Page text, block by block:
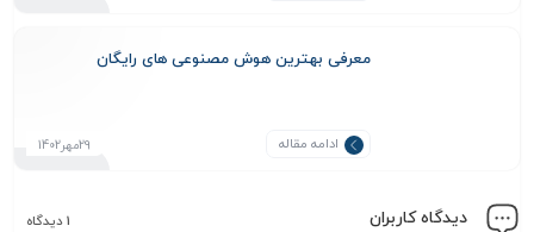
معرفی بهترین هوش مصنوعی های رایگان
ادامه مقاله 29مهر1402
دیدگاه کاربران 1 دیدگاه